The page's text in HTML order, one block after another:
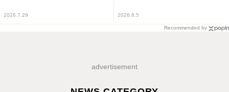
2026.7.29 2026.8.5
Recommended by
advertisement